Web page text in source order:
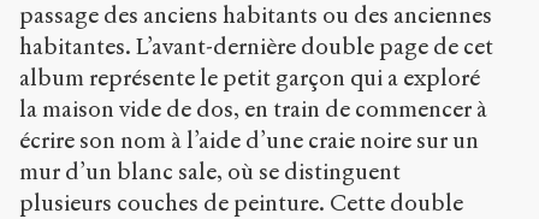
passage des anciens habitants ou des anciennes
habitantes. L’avant-dernière double page de cet
album représente le petit garçon qui a exploré
la maison vide de dos, en train de commencer à
écrire son nom à l’aide d’une craie noire sur un
mur d’un blanc sale, où se distinguent
plusieurs couches de peinture. Cette double